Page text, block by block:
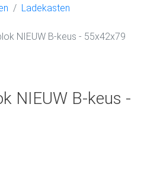
Ladekasten
NIEUW B-keus - 55x42x79
NIEUW B-keus -